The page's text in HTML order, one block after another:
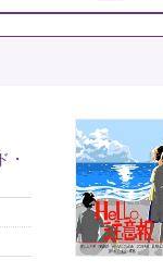
・